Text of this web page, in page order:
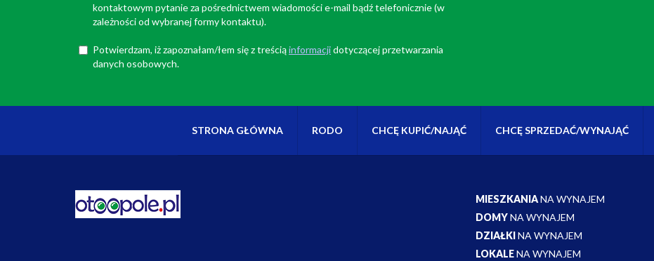
kontaktowym pytanie za pośrednictwem wiadomości e-mail bądź telefonicznie (w
zależności od wybranej formy kontaktu).
Potwierdzam, iż zapoznałam/łem się z treściąinformacjidotyczącej przetwarzania
danych osobowych.
STRONA GŁÓWNA RODO CHCĘ KUPIĆ/NAJĄĆ CHCĘ SPRZEDAĆ/WYNAJĄĆ
MIESZKANIANA WYNAJEM
DOMYNA WYNAJEM
DZIAŁKINA WYNAJEM
LOKALENA WYNAJEM